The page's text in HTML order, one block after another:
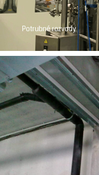
Potrubné rozvody